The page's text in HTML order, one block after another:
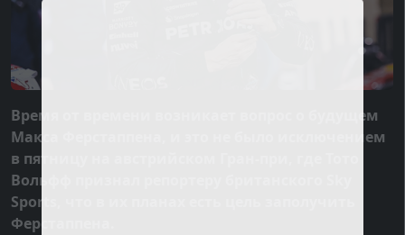
Время от времени возникает вопрос о будущем
Макса Ферстаппена, и это не было исключением
в пятницу на австрийском Гран-при, где Тото
Вольфф признал репортеру британского Sky
Sports, что в их планах есть цель заполучить
Ферстаппена.